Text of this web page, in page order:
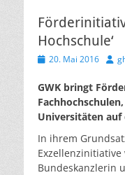
Hochschule‘
Veröffentlicht
20. Mai 2016
GWK bringt
Universitäten auf
In ihrem
Exzellenzinitiative
Bundeskanzlerin